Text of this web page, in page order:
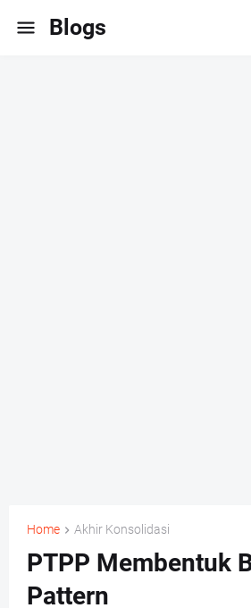
Blogs
Home Akhir Konsolidasi
PTPP Membentuk
Pattern